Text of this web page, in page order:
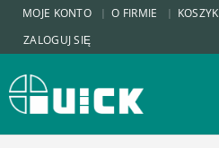
MOJE KONTO O FIRMIE KOSZYK
ZALOGUJ SIĘ